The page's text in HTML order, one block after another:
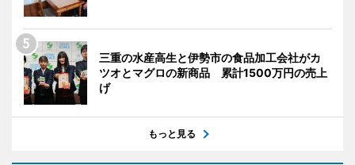
三重の水産高生と伊勢市の食品加工会社がカ
ツオとマグロの新商品 累計1500万円の売上
げ
もっと見る